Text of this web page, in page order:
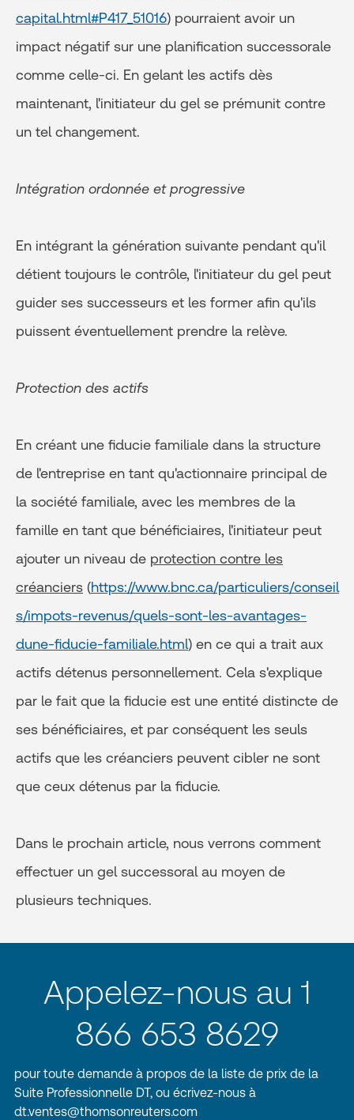
capital.html#P417_51016) pourraient avoir un
impact négatif sur une planification successorale
comme celle-ci. En gelant les actifs dès
maintenant, l'initiateur du gel se prémunit contre
un tel changement.
Intégration ordonnée et progressive
En intégrant la génération suivante pendant qu'il
détient toujours le contrôle, l'initiateur du gel peut
guider ses successeurs et les former afin qu'ils
puissent éventuellement prendre la relève.
Protection des actifs
En créant une fiducie familiale dans la structure
de l'entreprise en tant qu'actionnaire principal de
la société familiale, avec les membres de la
famille en tant que bénéficiaires, l'initiateur peut
ajouter un niveau de protection contre les
créanciers (https://www.bnc.ca/particuliers/conseil
s/impots-revenus/quels-sont-les-avantages-
dune-fiducie-familiale.html) en ce qui a trait aux
actifs détenus personnellement. Cela s'explique
par le fait que la fiducie est une entité distincte de
ses bénéficiaires, et par conséquent les seuls
actifs que les créanciers peuvent cibler ne sont
que ceux détenus par la fiducie.
Dans le prochain article, nous verrons comment
effectuer un gel successoral au moyen de
plusieurs techniques.
Appelez-nous au 1
866 653 8629
pour toute demande à propos de la liste de prix de la
Suite Professionnelle DT, ou écrivez-nous à
dt.ventes@thomsonreuters.com